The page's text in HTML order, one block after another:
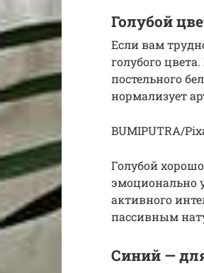
Голубой
Если вам
голубого
постельного
нормализует
BUMIPUTRA/
Голубой
эмоционально
активного
пассивным
Синий —